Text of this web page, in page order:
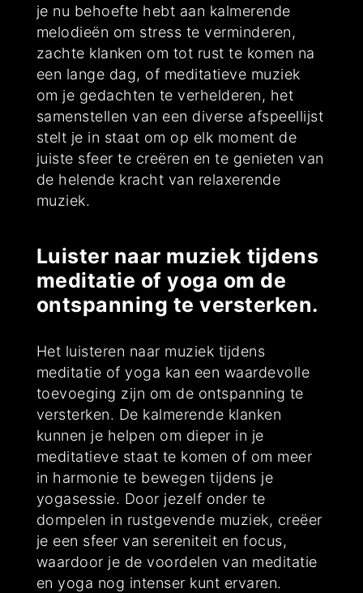
je nu behoefte hebt aan kalmerende
melodieën om stress te verminderen,
zachte klanken om tot rust te komen na
een lange dag, of meditatieve muziek
om je gedachten te verhelderen, het
samenstellen van een diverse afspeellijst
stelt je in staat om op elk moment de
juiste sfeer te creëren en te genieten van
de helende kracht van relaxerende
muziek.
Luister naar muziek tijdens
meditatie of yoga om de
ontspanning te versterken.
Het luisteren naar muziek tijdens
meditatie of yoga kan een waardevolle
toevoeging zijn om de ontspanning te
versterken. De kalmerende klanken
kunnen je helpen om dieper in je
meditatieve staat te komen of om meer
in harmonie te bewegen tijdens je
yogasessie. Door jezelf onder te
dompelen in rustgevende muziek, creëer
je een sfeer van sereniteit en focus,
waardoor je de voordelen van meditatie
en yoga nog intenser kunt ervaren.